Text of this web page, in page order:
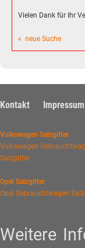
Vielen Dank für Ihr
« neue Suche
Kontakt Impressum
Volkswagen Salzgitter
Volkswagen
Salzgitter
Opel Salzgitter
Opel Gebrauchtwagen
Weitere